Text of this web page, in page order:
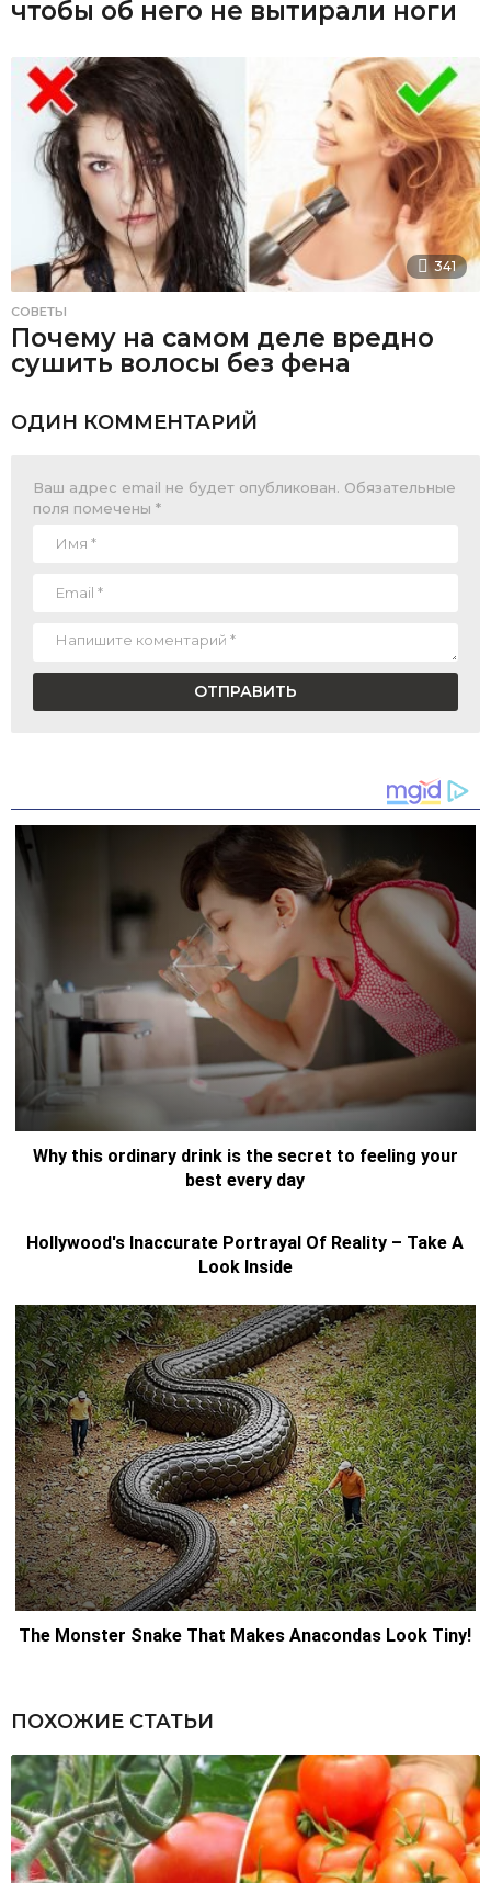
чтобы об него не вытирали ноги
341
СОВЕТЫ
Почему на самом деле вредно
сушить волосы без фена
ОДИН КОММЕНТАРИЙ
Ваш адрес email не будет опубликован. Обязательные
поля помечены *
ПОХОЖИЕ СТАТЬИ